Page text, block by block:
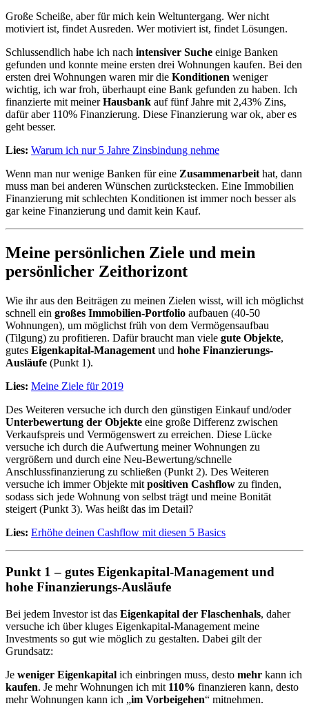
Große Scheiße, aber für mich kein Weltuntergang. Wer nicht
motiviert ist, findet Ausreden. Wer motiviert ist, findet Lösungen.
Schlussendlich habe ich nach intensiver Suche einige Banken
gefunden und konnte meine ersten drei Wohnungen kaufen. Bei den
ersten drei Wohnungen waren mir die Konditionen weniger
wichtig, ich war froh, überhaupt eine Bank gefunden zu haben. Ich
finanzierte mit meinerHausbank auf fünf Jahre mit 2,43% Zins,
dafür aber 110% Finanzierung. Diese Finanzierung war ok, aber es
geht besser.
Lies: Warum ich nur 5 Jahre Zinsbindung nehme
Wenn man nur wenige Banken für eine Zusammenarbeithat, dann
muss man bei anderen Wünschen zurückstecken. Eine Immobilien
Finanzierung mit schlechten Konditionen ist immer noch besser als
gar keine Finanzierung und damit kein Kauf.
Meine persönlichen Ziele und mein
persönlicher Zeithorizont
Wie ihr aus den Beiträgen zu meinen Zielen wisst, will ich möglichst
schnell ein großes Immobilien-Portfolio aufbauen (40-50
Wohnungen), um möglichst früh von dem Vermögensaufbau
(Tilgung) zu profitieren. Dafür braucht man viele gute Objekte,
gutes Eigenkapital-Management und hohe Finanzierungs-
Ausläufe (Punkt 1).
Lies: Meine Ziele für 2019
Des Weiteren versuche ich durch den günstigen Einkauf und/oder
Unterbewertung der Objekte eine große Differenz zwischen
Verkaufspreis und Vermögenswert zu erreichen. Diese Lücke
versuche ich durch die Aufwertung meiner Wohnungen zu
vergrößern und durch eine Neu-Bewertung/schnelle
Anschlussfinanzierung zu schließen (Punkt 2). Des Weiteren
versuche ich immer Objekte mit positiven Cashflow zu finden,
sodass sich jede Wohnung von selbst trägt und meine Bonität
steigert (Punkt 3). Was heißt das im Detail?
Lies: Erhöhe deinen Cashflow mit diesen 5 Basics
Punkt 1 – gutes Eigenkapital-Management und
hohe Finanzierungs-Ausläufe
Bei jedem Investor ist das Eigenkapital der Flaschenhals, daher
versuche ich über kluges Eigenkapital-Management meine
Investments so gut wie möglich zu gestalten. Dabei gilt der
Grundsatz:
Je weniger Eigenkapital ich einbringen muss, desto mehr kann ich
kaufen. Je mehr Wohnungen ich mit 110% finanzieren kann, desto
mehr Wohnungen kann ich „im Vorbeigehen“ mitnehmen.